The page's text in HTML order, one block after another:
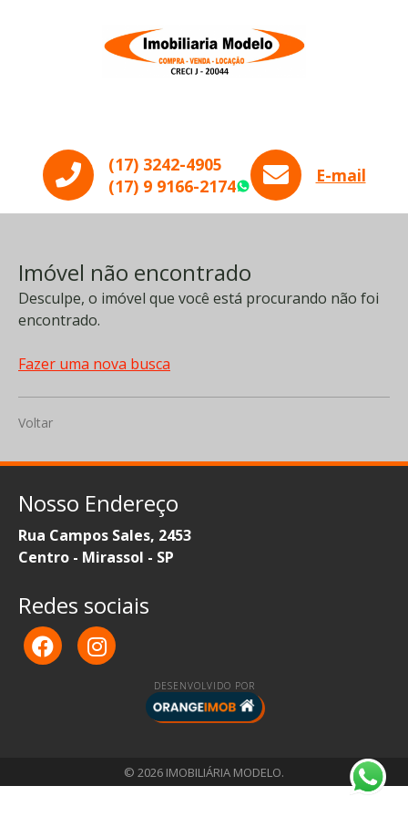
(17) 3242-4905
(17) 9 9166-2174
WhatsApp
E-mail
Imóvel não encontrado
Desculpe, o imóvel que você está procurando não foi
encontrado.
Fazer uma nova busca
Voltar
Nosso Endereço
Rua Campos Sales, 2453
Centro - Mirassol - SP
Redes sociais
DESENVOLVIDO POR
© 2026 IMOBILIÁRIA MODELO.